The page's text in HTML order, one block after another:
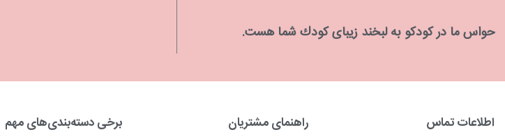
حواس ما در كودكو به لبخند زیبای كودك شما هست.
اطلاعات تماس راهنمای مشتریان برخی دسته‌بندی‌های مهم